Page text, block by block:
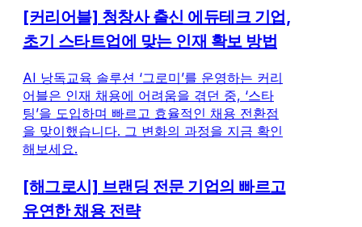
[커리어블] 청창사 출신 에듀테크 기업,
초기 스타트업에 맞는 인재 확보 방법
AI 낭독교육 솔루션 ‘그로미’를 운영하는 커리
어블은 인재 채용에 어려움을 겪던 중, ‘스타
팅’을 도입하며 빠르고 효율적인 채용 전환점
을 맞이했습니다. 그 변화의 과정을 지금 확인
해보세요.
[해그로시] 브랜딩 전문 기업의 빠르고
유연한 채용 전략